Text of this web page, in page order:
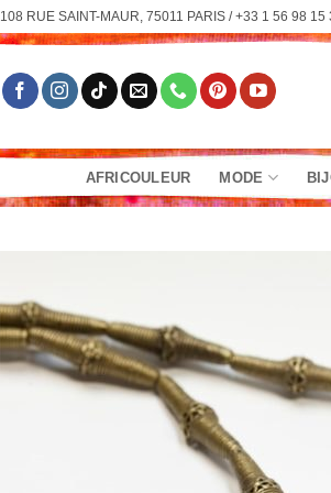
108 RUE SAINT-MAUR, 75011 PARIS / +33 1 56 98 15
AFRICOULEUR MODE